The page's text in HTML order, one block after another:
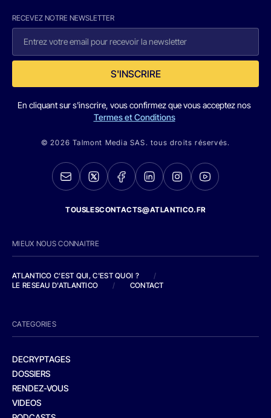
RECEVEZ NOTRE NEWSLETTER
S'INSCRIRE
En cliquant sur s'inscrire, vous confirmez que vous acceptez nos
Termes et Conditions
© 2026 Talmont Media SAS. tous droits réservés.
TOUSLESCONTACTS@ATLANTICO.FR
MIEUX NOUS CONNAITRE
ATLANTICO C'EST QUI, C'EST QUOI ?
/
LE RESEAU D'ATLANTICO
/ CONTACT
CATEGORIES
DECRYPTAGES
DOSSIERS
RENDEZ-VOUS
VIDEOS